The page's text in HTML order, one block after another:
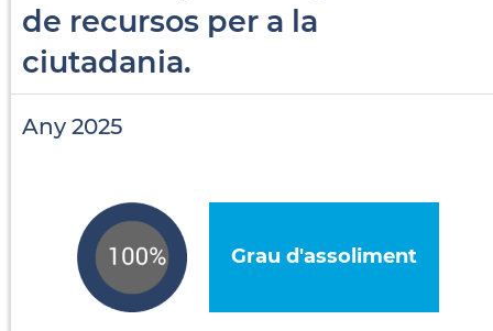
de recursos per a la
ciutadania.
Any 2025
Grau d'assoliment